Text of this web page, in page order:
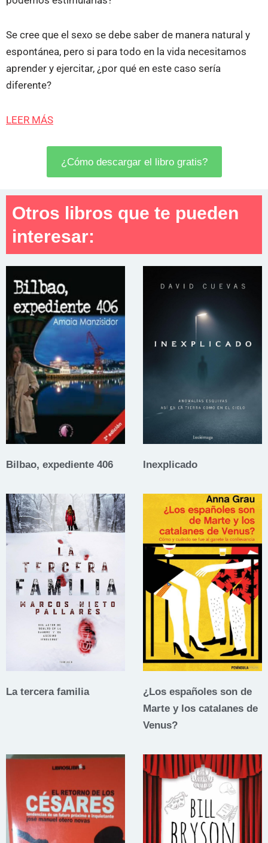
Se cree que el sexo se debe saber de manera natural y
espontánea, pero si para todo en la vida necesitamos
aprender y ejercitar, ¿por qué en este caso sería
diferente?
LEER MÁS
¿Cómo descargar el libro gratis?
Otros libros que te pueden
interesar:
Bilbao, expediente 406 Inexplicado
La tercera familia
¿Los españoles son de
Marte y los catalanes de
Venus?